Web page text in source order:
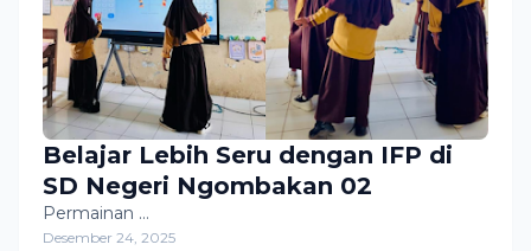
Belajar Lebih Seru dengan IFP di
SD Negeri Ngombakan 02
Permainan …
Desember 24, 2025